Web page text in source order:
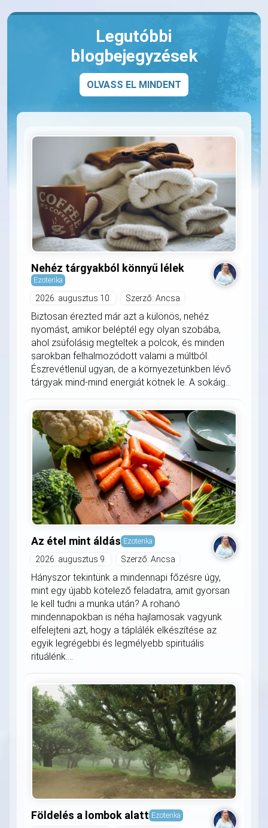
Legutóbbi
blogbejegyzések
OLVASS EL MINDENT
Nehéz tárgyakból könnyű lélek
Ezoterika
2026. augusztus 10. Szerző: Ancsa
Biztosan érezted már azt a különös, nehéz
nyomást, amikor beléptél egy olyan szobába,
ahol zsúfolásig megteltek a polcok, és minden
sarokban felhalmozódott valami a múltból.
Észrevétlenül ugyan, de a környezetünkben lévő
tárgyak mind-mind energiát kötnek le. A sokáig...
Az étel mint áldás Ezoterika
2026. augusztus 9. Szerző: Ancsa
Hányszor tekintünk a mindennapi főzésre úgy,
mint egy újabb kötelező feladatra, amit gyorsan
le kell tudni a munka után? A rohanó
mindennapokban is néha hajlamosak vagyunk
elfelejteni azt, hogy a táplálék elkészítése az
egyik legrégebbi és legmélyebb spirituális
rituálénk....
Földelés a lombok alatt Ezoterika